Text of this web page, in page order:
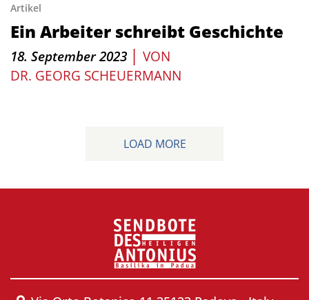
Artikel
Ein Arbeiter schreibt Geschichte
18. September 2023 | VON
DR. GEORG SCHEUERMANN
LOAD MORE